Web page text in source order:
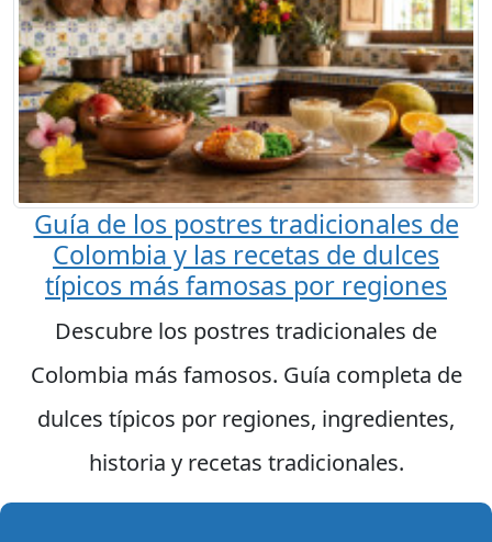
Guía de los postres tradicionales de
Colombia y las recetas de dulces
típicos más famosas por regiones
Descubre los postres tradicionales de
Colombia más famosos. Guía completa de
dulces típicos por regiones, ingredientes,
historia y recetas tradicionales.